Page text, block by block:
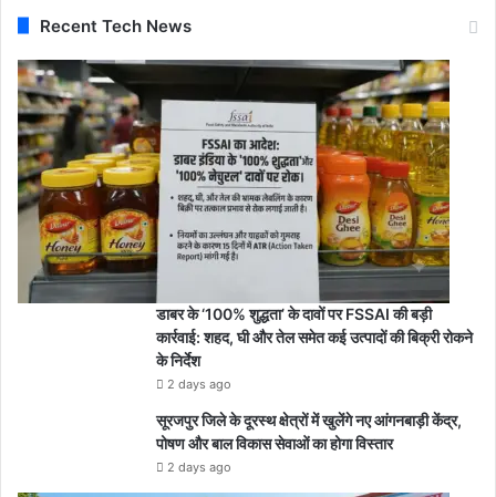
Recent Tech News
डाबर के ‘100% शुद्धता’ के दावों पर FSSAI की बड़ी
कार्रवाई: शहद, घी और तेल समेत कई उत्पादों की बिक्री रोकने
के निर्देश
2 days ago
सूरजपुर जिले के दूरस्थ क्षेत्रों में खुलेंगे नए आंगनबाड़ी केंद्र,
पोषण और बाल विकास सेवाओं का होगा विस्तार
2 days ago